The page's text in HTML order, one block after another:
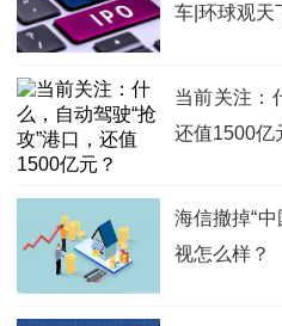
车|环球观天
当前关注：
还值1500亿
海信撤掉“
视怎么样？